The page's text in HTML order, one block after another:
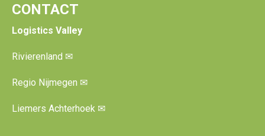
CONTACT
Logistics Valley
Rivierenland ✉
Regio Nijmegen ✉
Liemers Achterhoek ✉